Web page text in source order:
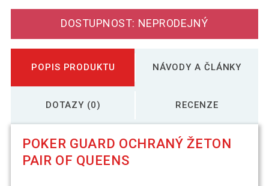
DOSTUPNOST: NEPRODEJNÝ
POPIS PRODUKTU NÁVODY A ČLÁNKY
DOTAZY (0) RECENZE
POKER GUARD OCHRANÝ ŽETON
PAIR OF QUEENS